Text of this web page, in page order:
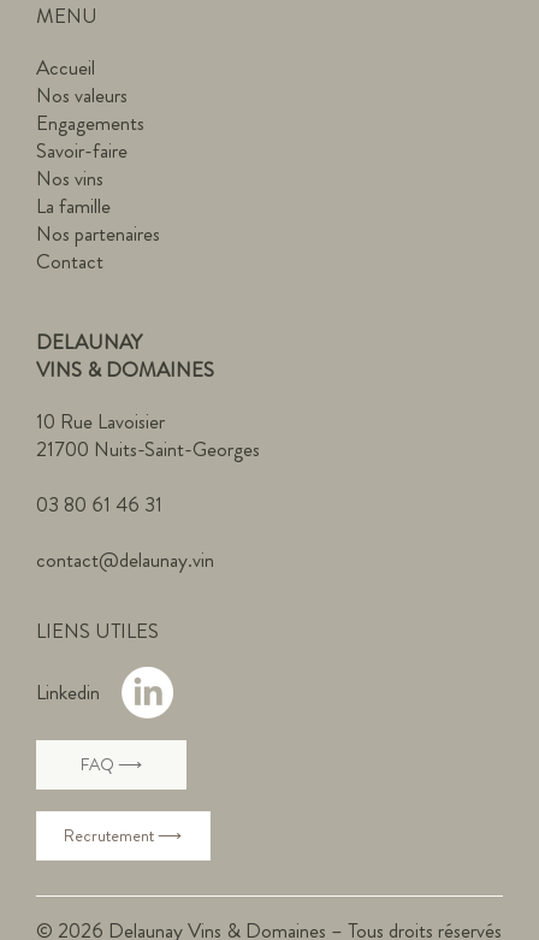
MENU
Accueil
Nos valeurs
Engagements
Savoir-faire
Nos vins
La famille
Nos partenaires
Contact
DELAUNAY
VINS & DOMAINES
10 Rue Lavoisier
21700 Nuits-Saint-Georges
03 80 61 46 31
contact@delaunay.vin
LIENS UTILES
Linkedin
FAQ ⟶
Recrutement ⟶
© 2026 Delaunay Vins & Domaines – Tous droits réservés